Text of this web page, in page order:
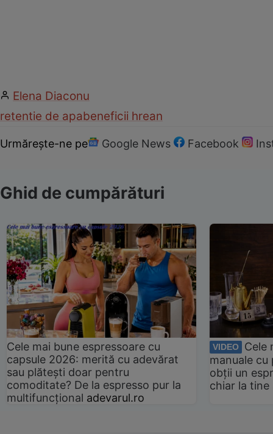
Elena Diaconu
retentie de apabeneficii hrean
Urmărește-ne pe Google News Facebook
Ghid de cumpărături
Cele mai bune espressoare cu
capsule 2026: merită cu adevărat
sau plătești doar pentru
comoditate? De la espresso pur la
multifuncțional adevarul.ro
VIDEO
Cele
manuale
obții un
chiar la tine